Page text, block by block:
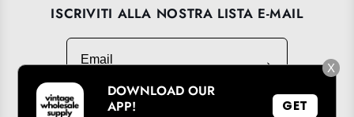
ISCRIVITI ALLA NOSTRA LISTA E-MAIL
Email
→ X
DOWNLOAD OUR
APP!
GET